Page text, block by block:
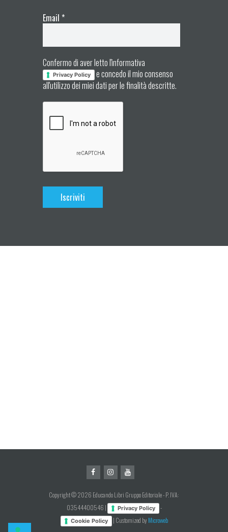
Email *
Confermo di aver letto l'informativa
Privacy Policy
e concedo il mio consenso
all'utilizzo dei miei dati per le finalità descritte.
Copyright © 2026 Educando Libri Gruppo Editoriale - P. IVA:
03544400546 |
Privacy Policy -
Cookie Policy | Customized byMicroweb